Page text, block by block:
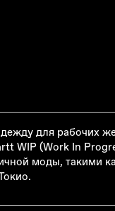
для рабочих
WIP (Work In
моды, такими